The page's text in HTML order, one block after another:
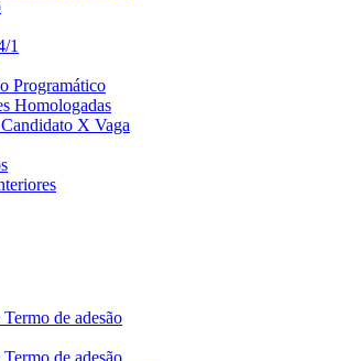
1
Programático
Homologadas
X Vaga
de adesão
de adesão